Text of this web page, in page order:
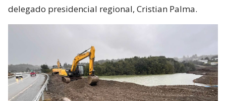
delegado presidencial regional, Cristian Palma.